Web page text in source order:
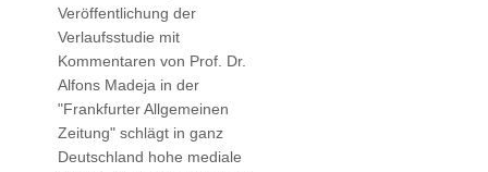
Veröffentlichung der
Verlaufsstudie mit
Kommentaren von Prof. Dr.
Alfons Madeja in der
"Frankfurter Allgemeinen
Zeitung" schlägt in ganz
Deutschland hohe mediale